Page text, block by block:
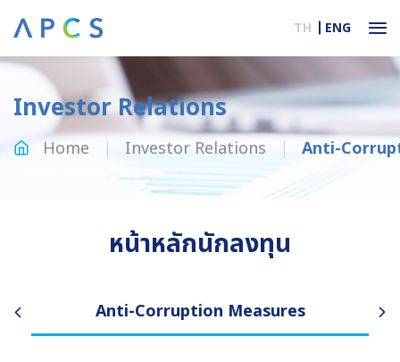
TH ENG
Investor Relations
Home Investor Relations Anti-
หน้าหลักนักลงทุน
Anti-Corruption Measures